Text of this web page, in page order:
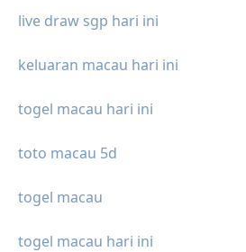
live draw sgp hari ini
keluaran macau hari ini
togel macau hari ini
toto macau 5d
togel macau
togel macau hari ini